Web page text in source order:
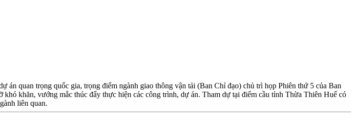
quan trọng quốc gia, trọng điểm ngành giao thông vận tải (Ban Chỉ đạo) chủ trì họp Phiên thứ 5 của Ban
khăn, vướng mắc thúc đẩy thực hiện các công trình, dự án. Tham dự tại điểm cầu tỉnh Thừa Thiên Huế có
liên quan.